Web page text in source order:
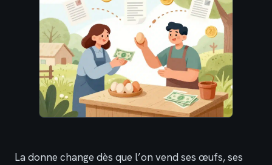
La donne change dès que l’on vend ses œufs, ses